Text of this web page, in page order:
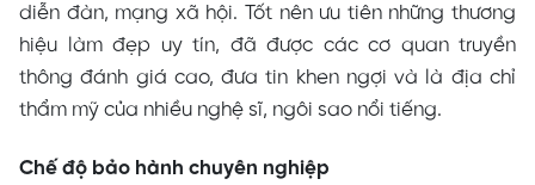
diễn đàn, mạng xã hội. Tốt nên ưu tiên những thương
hiệu làm đẹp uy tín, đã được các cơ quan truyền
thông đánh giá cao, đưa tin khen ngợi và là địa chỉ
thẩm mỹ của nhiều nghệ sĩ, ngôi sao nổi tiếng.
Chế độ bảo hành chuyên nghiệp